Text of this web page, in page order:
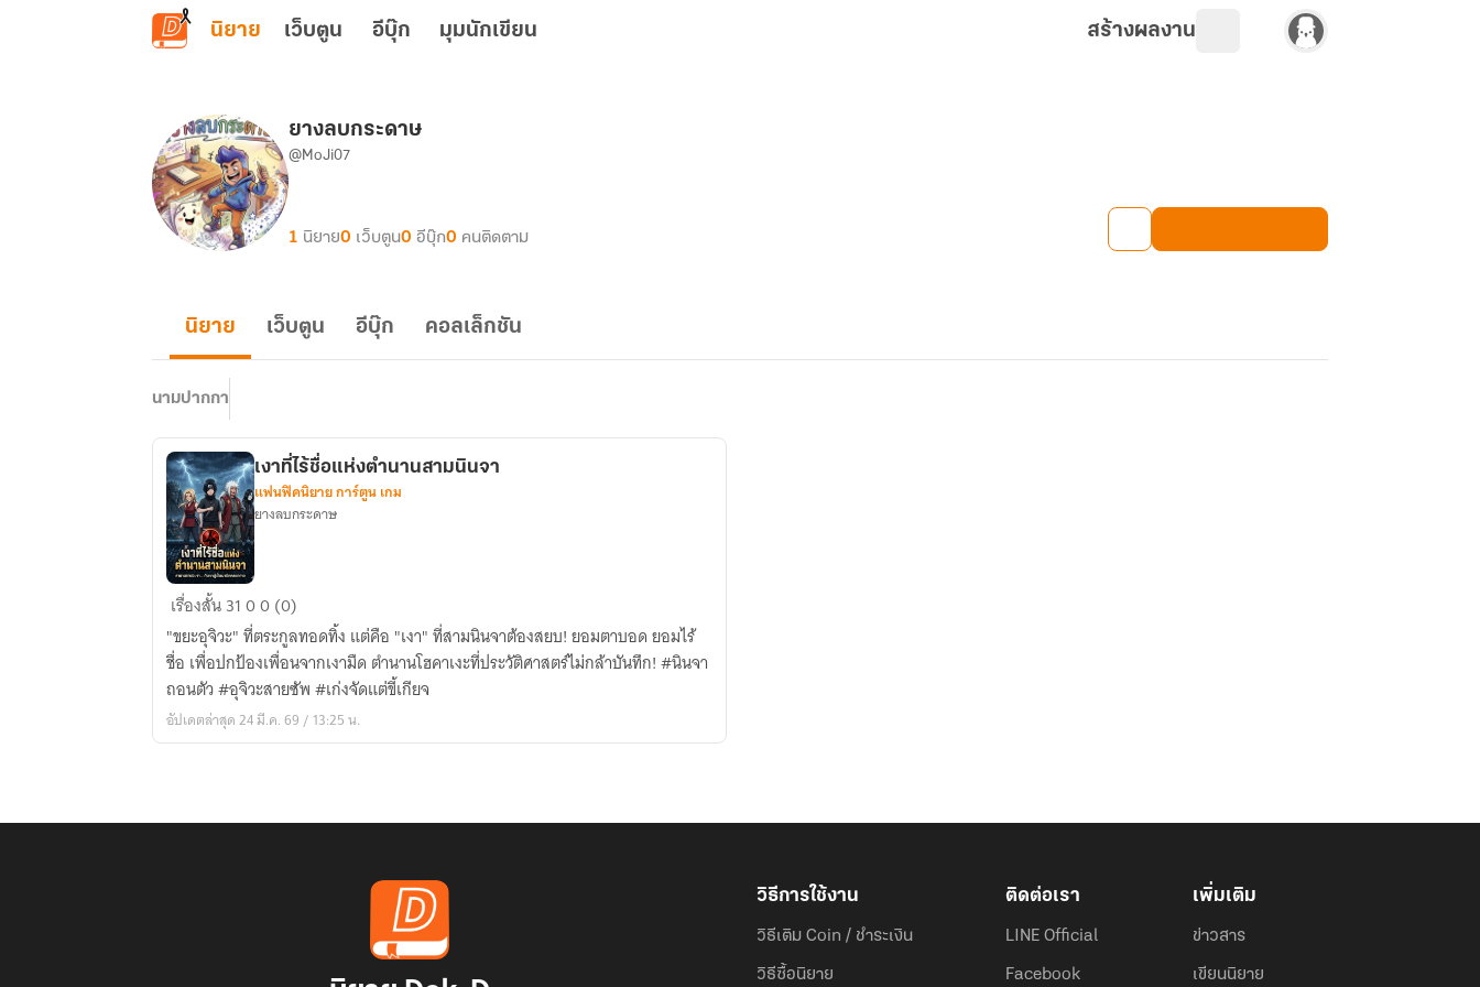
ข้ามไปยังเนื้อหาหลัก
นิยาย เว็บตูน อีบุ๊ก มุมนักเขียน สร้างผลงาน
ยางลบกระดาษ
@MoJi07
1 นิยาย0 เว็บตูน0 อีบุ๊ก0 คนติดตาม
นิยาย เว็บตูน อีบุ๊ก คอลเล็กชัน
นามปากกา
เงา
ไร้
ชื่อ
แห่ง
ตำนาน
เงาที่ไร้ชื่อแห่งตำนานสามนินจา
แฟนฟิคนิยาย การ์ตูน เกม
ยางลบกระดาษ
เรื่องสั้น3100 (0)
"ขยะอุจิวะ" ที่ตระกูลทอดทิ้ง แต่คือ "เงา" ที่สามนินจาต้องสยบ! ยอมตาบอด ยอมไร้
ชื่อ เพื่อปกป้องเพื่อนจากเงามืด ตำนานโฮคาเงะที่ประวัติศาสตร์ไม่กล้าบันทึก! #นินจา
ถอนตัว #อุจิวะสายซัพ #เก่งจัดแต่ขี้เกียจ
อัปเดตล่าสุด 24 มี.ค. 69 / 13:25 น.
วิธีการใช้งาน
วิธีเติม Coin / ชำระเงิน
วิธีซื้อนิยาย
ติดต่อเรา
LINE Official
Facebook
เพิ่มเติม
ข่าวสาร
เขียนนิยาย